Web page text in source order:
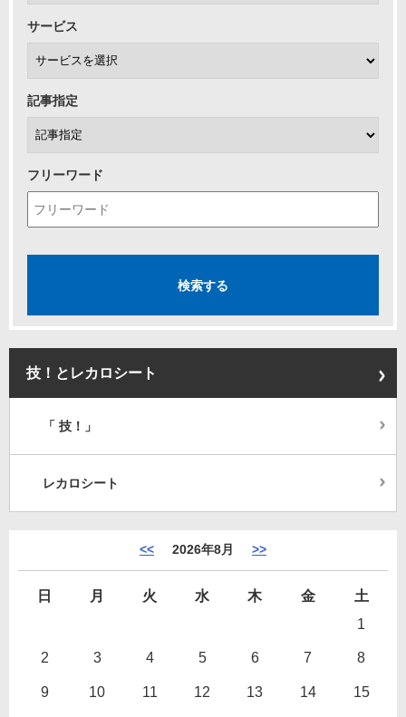
サービス
記事指定
フリーワード
技！とレカロシート
「 技！」
レカロシート
<< 2026年8月 >>
日 月 火 水 木 金
土
1
2 3 4 5 6 7 8
9 10 11 12 13 14 15